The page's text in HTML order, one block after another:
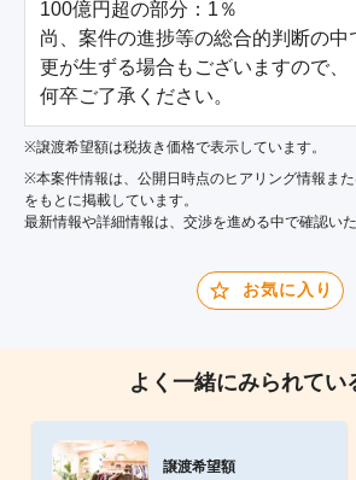
100億円超の部分：1％
尚、案件の進捗等の総合的判断の中
更が生ずる場合もございますので、
何卒ご了承ください。
※譲渡希望額は税抜き価格で表示しています。
※本案件情報は、公開日時点のヒアリング情報ま
をもとに掲載しています。
最新情報や詳細情報は、交渉を進める中で確認い
お気に入り
よく一緒にみられてい
譲渡希望額